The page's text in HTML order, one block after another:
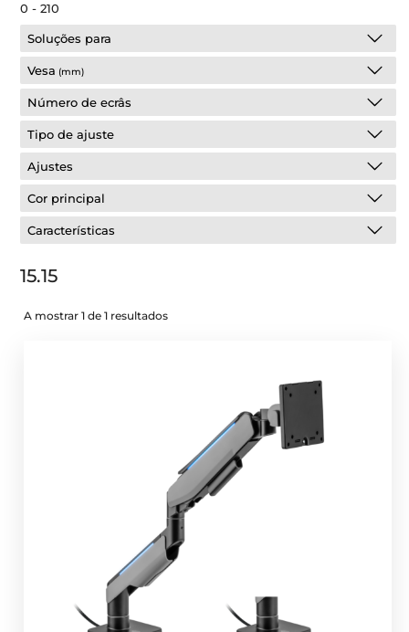
0 - 210
Soluções para
Vesa (mm)
Número de ecrâs
Tipo de ajuste
Ajustes
Cor principal
Características
15.15
A mostrar 1 de 1 resultados